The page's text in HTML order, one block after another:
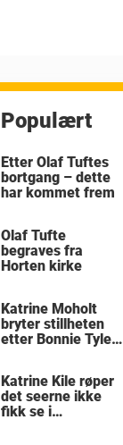
Populært
Etter Olaf Tuftes
bortgang – dette
har kommet frem
Olaf Tufte
begraves fra
Horten kirke
Katrine Moholt
bryter stillheten
etter Bonnie Tylers
Katrine Kile røper
det seerne ikke
fikk se i